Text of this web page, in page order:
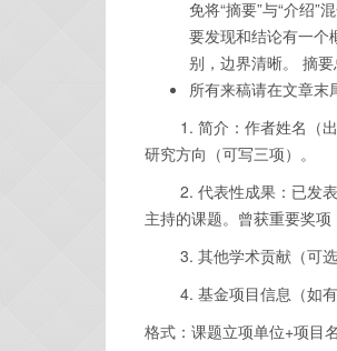
免将“摘要”与“介绍”
要发现和结论有一个
别，边界清晰。 摘
所有来稿请在文章末
1. 简介：作者姓名（
研究方向（可写三项）。
2. 代表性成果：已发
主持的课题。曾获重要奖
3. 其他学术贡献（可
4. 基金项目信息（如
格式：课题立项单位+项目